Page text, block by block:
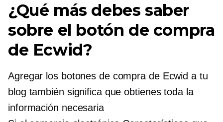
¿Qué más debes saber
sobre el botón de compra
de Ecwid?
Agregar los botones de compra de Ecwid a tu
blog también significa que obtienes toda la
información necesaria